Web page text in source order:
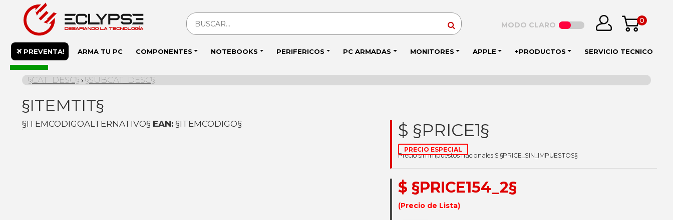
0
MODO CLARO
PREVENTA! ARMA TU PC COMPONENTES NOTEBOOKS PERIFERICOS PC ARMADAS MONITORES APPLE +PRODUCTOS SERVICIO TECNICO
§CAT_DESC§ › §SUBCAT_DESC§
§ITEMTIT§
§ITEMCODIGOALTERNATIVO§ EAN: §ITEMCODIGO§ $ §PRICE1§
PRECIO ESPECIAL
Precio sin impuestos nacionales $ §PRICE_SIN_IMPUESTOS§
$ §PRICE154_2§
(Precio de Lista)
En stock